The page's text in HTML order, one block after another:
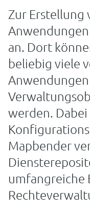
Zur Erstellung
an. Dort
beliebig viele
werden.
Mapbender
umfangreiche